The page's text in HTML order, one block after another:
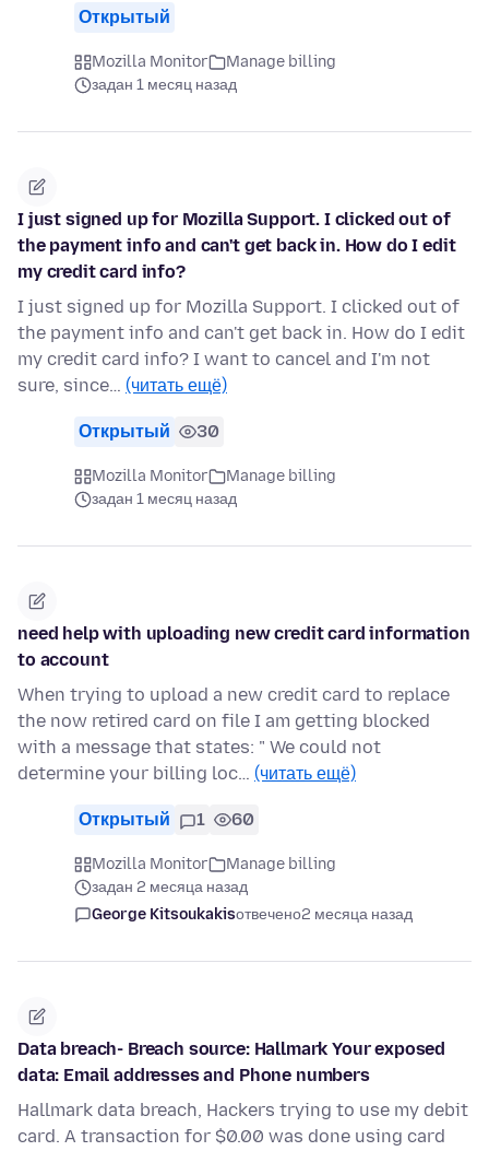
Открытый
Mozilla Monitor
Manage billing
задан 1 месяц назад
I just signed up for Mozilla Support. I clicked out of
the payment info and can't get back in. How do I edit
my credit card info?
I just signed up for Mozilla Support. I clicked out of
the payment info and can't get back in. How do I edit
my credit card info? I want to cancel and I'm not
sure, since… (читать ещё)
Открытый 30
Mozilla Monitor
Manage billing
задан 1 месяц назад
need help with uploading new credit card information
to account
When trying to upload a new credit card to replace
the now retired card on file I am getting blocked
with a message that states: " We could not
determine your billing loc… (читать ещё)
Открытый 1 60
Mozilla Monitor
Manage billing
задан 2 месяца назад
George Kitsoukakisотвечено2 месяца назад
Data breach- Breach source: Hallmark Your exposed
data: Email addresses and Phone numbers
Hallmark data breach, Hackers trying to use my debit
card. A transaction for $0.00 was done using card